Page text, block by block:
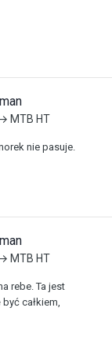
MTB HT
nie pasuje.
MTB HT
rebe. Ta jest
całkiem,